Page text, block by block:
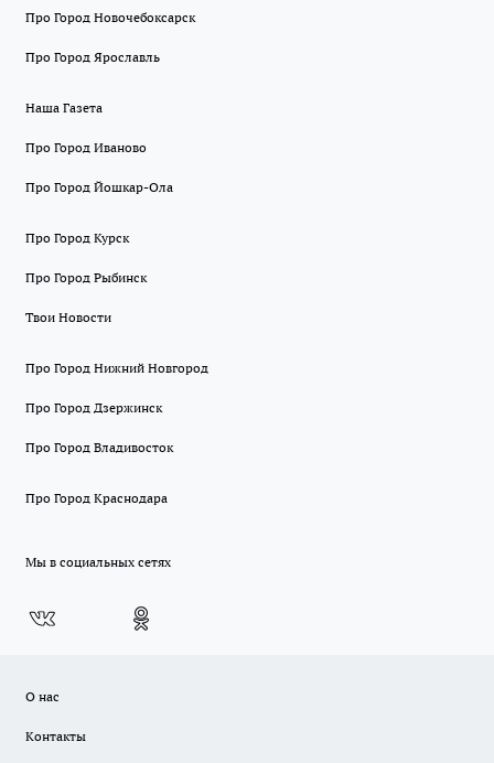
Про Город Новочебоксарск
Про Город Ярославль
Наша Газета
Про Город Иваново
Про Город Йошкар-Ола
Про Город Курск
Про Город Рыбинск
Твои Новости
Про Город Нижний Новгород
Про Город Дзержинск
Про Город Владивосток
Про Город Краснодара
Мы в социальных сетях
О нас
Контакты